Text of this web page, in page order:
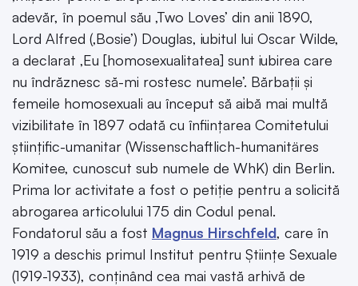
adevăr, în poemul său ‚Two Loves’ din anii 1890,
Lord Alfred (‚Bosie’) Douglas, iubitul lui Oscar Wilde,
a declarat ‚Eu [homosexualitatea] sunt iubirea care
nu îndrăznesc să-mi rostesc numele’. Bărbații și
femeile homosexuali au început să aibă mai multă
vizibilitate în 1897 odată cu înființarea Comitetului
științific-umanitar (Wissenschaftlich-humanitäres
Komitee, cunoscut sub numele de WhK) din Berlin.
Prima lor activitate a fost o petiție pentru a solicită
abrogarea articolului 175 din Codul penal.
Fondatorul său a fost Magnus Hirschfeld, care în
1919 a deschis primul Institut pentru Științe Sexuale
(1919-1933), conținând cea mai vastă arhivă de